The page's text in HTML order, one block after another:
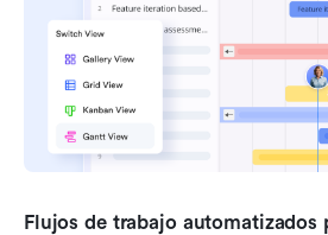
Flujos de trabajo automatizados